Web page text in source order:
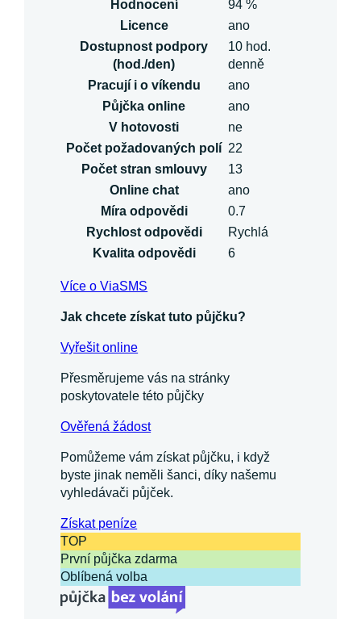
Hodnocení
94 %
Licence
ano
Dostupnost podpory
(hod./den)
10 hod.
denně
Pracují i o víkendu
ano
Půjčka online
ano
V hotovosti
ne
Počet požadovaných polí 22
Počet stran smlouvy
13
Online chat
ano
Míra odpovědi
0.7
Rychlost odpovědi
Rychlá
Kvalita odpovědi
6
Více o ViaSMS
Jak chcete získat tuto půjčku?
Vyřešit online
Přesměrujeme vás na stránky
poskytovatele této půjčky
Ověřená žádost
Pomůžeme vám získat půjčku, i když
byste jinak neměli šanci, díky našemu
vyhledávači půjček.
Získatpeníze
TOP
První půjčka zdarma
Oblíbená volba